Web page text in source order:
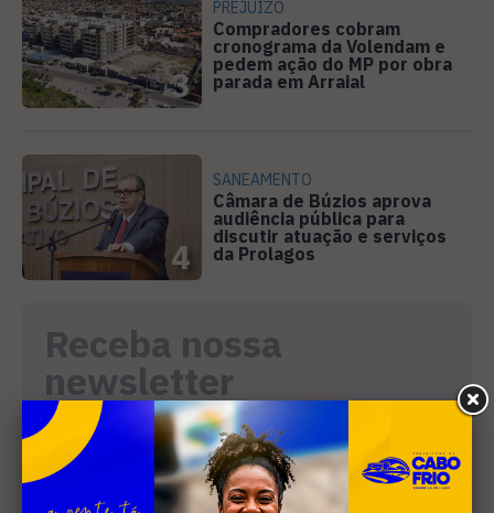
3
PREJUÍZO
Compradores cobram
cronograma da Volendam e
pedem ação do MP por obra
parada em Arraial
4
SANEAMENTO
Câmara de Búzios aprova
audiência pública para
discutir atuação e serviços
da Prolagos
Receba nossa
newsletter